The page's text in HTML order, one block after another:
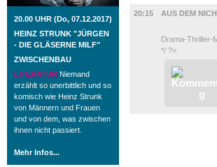
20.00 UHR (Do, 07.12.2017)
HEINZ STRUNK "JÜRGEN
- DIE GLÄSERNE MILF"
ZWISCHENBAU
LITERATUR Niemand
erzählt so unerbittlich und so
komisch wie Heinz Strunk
von Männern und Frauen
und von dem, was zwischen
ihnen nicht passiert.
Mehr Infos...
20:15
AUS DEM
Drama-Thriller-
*/ ?>